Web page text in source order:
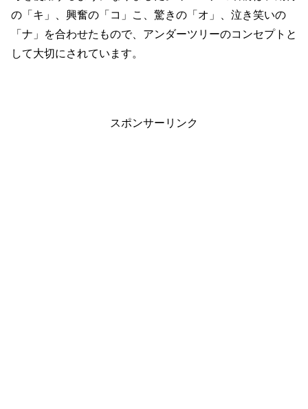
の「キ」、興奮の「コ」こ、驚きの「オ」、泣き笑いの
「ナ」を合わせたもので、アンダーツリーのコンセプトと
して大切にされています。
スポンサーリンク